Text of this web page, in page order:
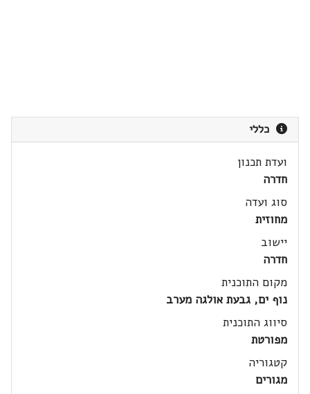
כללי
ועדת תכנון
חדרה
סוג ועדה
מחוזית
יישוב
חדרה
מקום התוכנית
נוף ים, גבעת אולגה מערב
סיווג התוכנית
מפורטת
קטגוריה
מגורים